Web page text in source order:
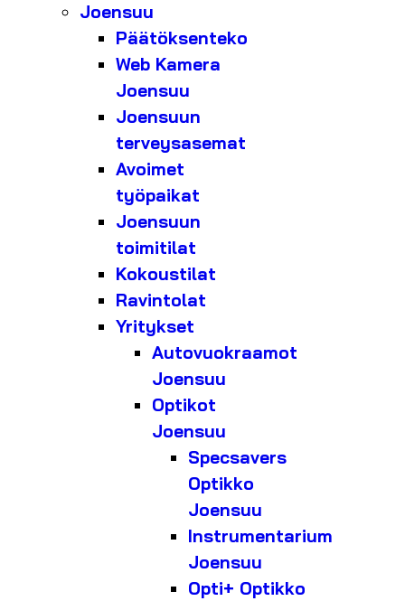
Joensuu
Päätöksenteko
Web Kamera
Joensuu
Joensuun
terveysasemat
Avoimet
työpaikat
Joensuun
toimitilat
Kokoustilat
Ravintolat
Yritykset
Autovuokraamot
Joensuu
Optikot
Joensuu
Specsavers
Optikko
Joensuu
Instrumentarium
Joensuu
Opti+ Optikko